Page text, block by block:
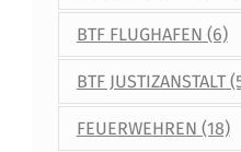
BTF FLUGHAFEN (6)
BTF JUSTIZANSTALT
FEUERWEHREN (18)